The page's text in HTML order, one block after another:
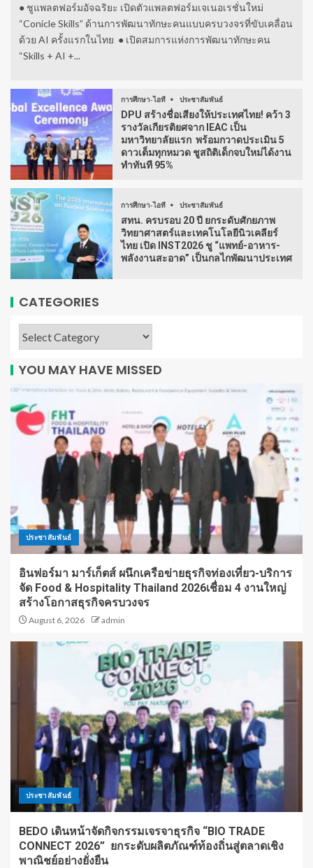
● ชูแพลตฟอร์มอัจฉริยะ เปิดตัวแพลตฟอร์มเจเนอเรชั่นใหม่
“Conicle Skills” ด้านการพัฒนาทักษะคนแบบครบวงจรที่ขับเคลื่อน
ด้วย AI ครั้งแรกในไทย ● เปิดสมการแห่งการพัฒนาทักษะคน
“Skills + AI +...
การศึกษา-ไอที ประชาสัมพันธ์
DPU สร้างชื่อเสียงให้ประเทศไทย! คว้า 3
รางวัลเกียรติยศจาก IEAC เป็น
มหาวิทยาลัยแรก พร้อมกวาดประเมิน 5
ดาวเต็มทุกหมวด ชูสถิติเด็กจบใหม่ได้งาน
ทำทันที 95%
การศึกษา-ไอที ประชาสัมพันธ์
สทน. ครบรอบ 20 ปี ยกระดับศักยภาพ
วิทยาศาสตร์และเทคโนโลยีนิวเคลียร์
ไทย เปิด INST2026 ชู “แพทย์-อาหาร-
พลังงานสะอาด” เป็นกลไกพัฒนาประเทศ
CATEGORIES
YOU MAY HAVE MISSED
ประชาสัมพันธ์
อินฟอร์มา มาร์เก็ตส์ ผนึกเครือข่ายธุรกิจท่องเที่ยว-บริการ
จัด Food & Hospitality Thailand 2026เชื่อม 4 งานใหญ่
สร้างโอกาสธุรกิจครบวงจร
August 6, 2026 admin
ประชาสัมพันธ์
BEDO เดินหน้าจัดกิจกรรมเจรจาธุรกิจ “BIO TRADE
CONNECT 2026” ยกระดับผลิตภัณฑ์ท้องถิ่นสู่ตลาดเชิง
พาณิชย์อย่างยั่งยืน